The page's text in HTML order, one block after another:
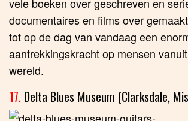
documentaires en films over
tot op de dag van vandaag een
aantrekkingskracht op mensen
wereld.
17. Delta Blues Museum (Clarksdale,